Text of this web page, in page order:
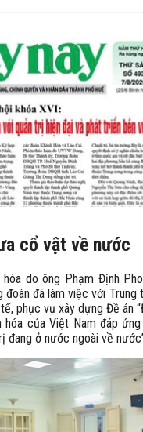
cổ vật về nước
do ông Phạm Định
đã làm việc với Trung
phục vụ xây dựng Đề án
của Việt Nam đáp
ở nước ngoài về